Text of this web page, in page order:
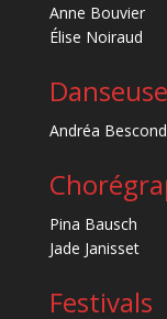
Anne Bouvier
Élise Noiraud
Danseuse
Andréa Bescond
Pina Bausch
Jade Janisset
Festivals